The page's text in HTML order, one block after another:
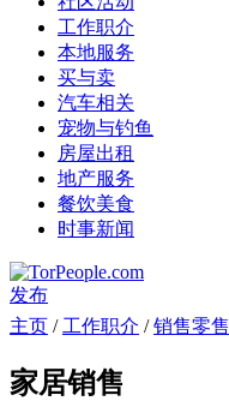
工作职介
本地服务
买与卖
汽车相关
宠物与钓鱼
房屋出租
地产服务
餐饮美食
时事新闻
发布
主页 /工作职介 /销售零售
家居销售